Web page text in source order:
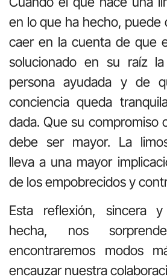
en lo que ha hecho, puede
caer en la cuenta de que
solucionado en su raíz
persona ayudada y de
conciencia queda
dada. Que su compromiso
debe ser mayor. La
lleva a una mayor
de los empobrecidos y
Esta reflexión, sincera y
hecha, nos
encontraremos modos
encauzar nuestra